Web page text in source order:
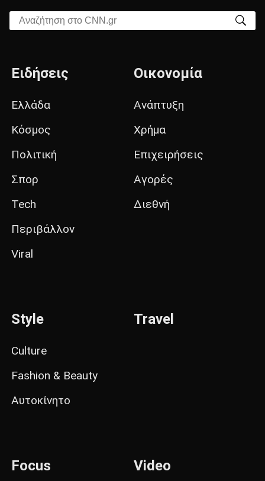
Αναζήτηση στο CNN.gr
Ειδήσεις
Ελλάδα
Κόσμος
Πολιτική
Σπορ
Tech
Περιβάλλον
Viral
Οικονομία
Ανάπτυξη
Χρήμα
Επιχειρήσεις
Αγορές
Διεθνή
Style
Culture
Fashion & Beauty
Αυτοκίνητο
Travel
Focus Video